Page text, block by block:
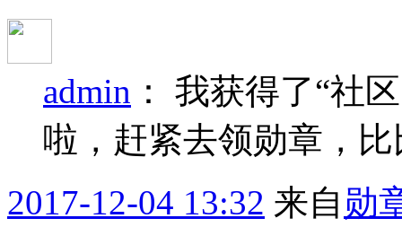
admin ： 我获得了“社
啦，赶紧去领勋章，
2017-12-04 13:32 来自 勋